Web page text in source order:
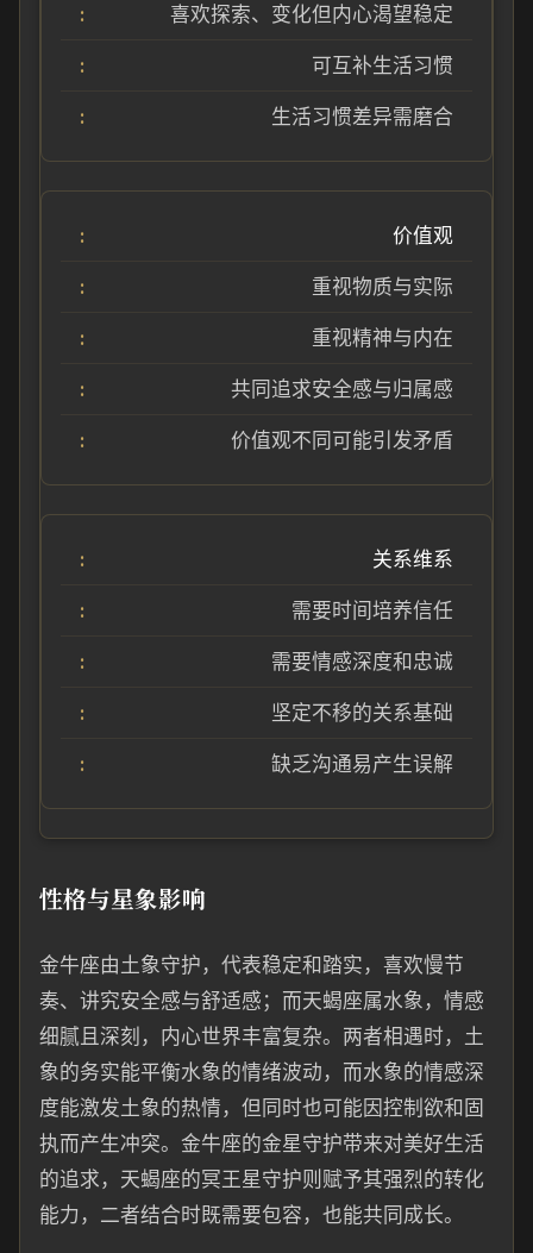
喜欢探索、变化但内心渴望稳定
可互补生活习惯
生活习惯差异需磨合
价值观
重视物质与实际
重视精神与内在
共同追求安全感与归属感
价值观不同可能引发矛盾
关系维系
需要时间培养信任
需要情感深度和忠诚
坚定不移的关系基础
缺乏沟通易产生误解
性格与星象影响
金牛座由土象守护，代表稳定和踏实，喜欢慢节
奏、讲究安全感与舒适感；而天蝎座属水象，情感
细腻且深刻，内心世界丰富复杂。两者相遇时，土
象的务实能平衡水象的情绪波动，而水象的情感深
度能激发土象的热情，但同时也可能因控制欲和固
执而产生冲突。金牛座的金星守护带来对美好生活
的追求，天蝎座的冥王星守护则赋予其强烈的转化
能力，二者结合时既需要包容，也能共同成长。